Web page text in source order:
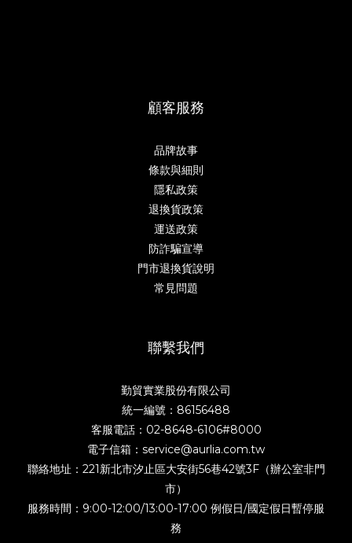
顧客服務
品牌故事
條款與細則
隱私政策
退換貨政策
運送政策
防詐騙宣導
門市退換貨說明
常見問題
聯繫我們
勤貿實業股份有限公司
統一編號：86156488
客服電話：02-8648-6106#8000
電子信箱：service@aurlia.com.tw
聯絡地址：221新北市汐止區大安街56巷42號3F（辦公室非門
市）
服務時間：9:00-12:00/13:00-17:00 例假日/國定假日暫停服
務